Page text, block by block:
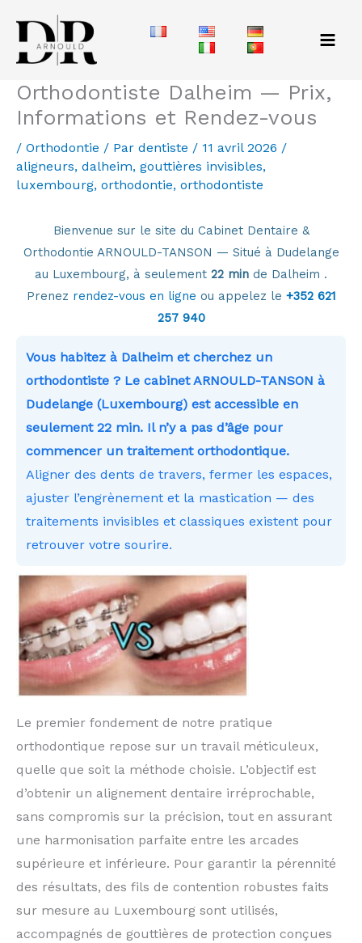
contenu
Orthodontiste Dalheim — Prix,
Informations et Rendez-vous
/ Orthodontie / Par dentiste / 11 avril 2026 /
aligneurs, dalheim, gouttières invisibles,
luxembourg, orthodontie, orthodontiste
Bienvenue sur le site du Cabinet Dentaire &
Orthodontie ARNOULD-TANSON — Situé à Dudelange
au Luxembourg, à seulement 22 min de Dalheim .
Prenez rendez-vous en ligne ou appelez le +352 621
257 940
Vous habitez à Dalheim et cherchez un
orthodontiste ? Le cabinet ARNOULD-TANSON à
Dudelange (Luxembourg) est accessible en
seulement 22 min. Il n’y a pas d’âge pour
commencer un traitement orthodontique.
Aligner des dents de travers, fermer les espaces,
ajuster l’engrènement et la mastication — des
traitements invisibles et classiques existent pour
retrouver votre sourire.
Le premier fondement de notre pratique
orthodontique repose sur un travail méticuleux,
quelle que soit la méthode choisie. L’objectif est
d’obtenir un alignement dentaire irréprochable,
sans compromis sur la précision, tout en assurant
une harmonisation parfaite entre les arcades
supérieure et inférieure. Pour garantir la pérennité
des résultats, des fils de contention robustes faits
sur mesure au Luxembourg sont utilisés,
accompagnés de gouttières de protection conçues